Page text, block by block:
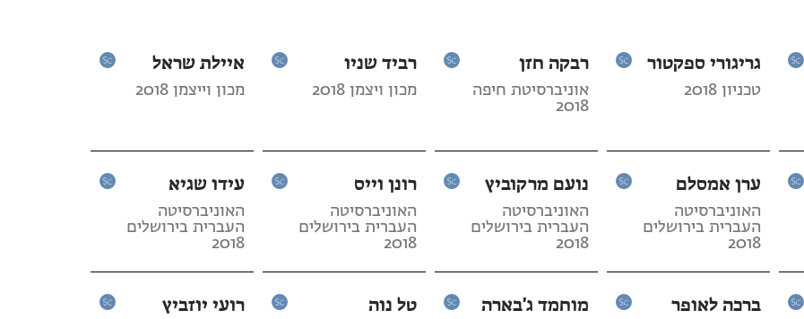
גריגורי ספקטור
טכניון 2018
רבקה חזן
אוניברסיטת חיפה
2018
רביד שניו
מכון ויצמן 2018
איילת שראל
מכון וייצמן 2018
ערן אמסלם
האוניברסיטה
העברית בירושלים
2018
נועם מרקוביץ
האוניברסיטה
העברית בירושלים
2018
רונן וייס
האוניברסיטה
העברית בירושלים
2018
עידו שגיא
האוניברסיטה
העברית בירושלים
2018
ברכה לאופר מוחמד ג'בארה טל נוה רועי יוזביץ